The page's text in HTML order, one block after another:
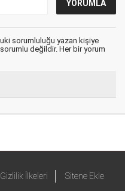
sorumluluğu yazan kişiye
değildir. Her bir yorum
Gizlilik İlkeleri Sitene Ekle